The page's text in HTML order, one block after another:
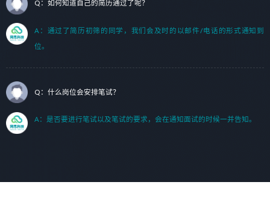
Q：如何知道自己的简历通过了呢？
A：通过了简历初筛的同学，我们会及时的以邮件/电话的形式通知到
位。
Q：什么岗位会安排笔试？
A：是否要进行笔试以及笔试的要求，会在通知面试的时候一并告知。